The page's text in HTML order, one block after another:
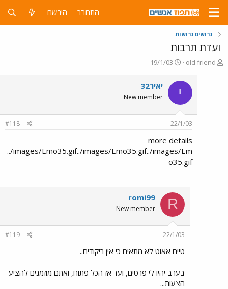
התחבר הירשם
גרושים גרושות
ועדת תרבות
פ
old friend
פ
ס
ם
ת
א
י
ך
19/1/03
י יאיר32
New member
22/1/03
#118
more details
../images/Emo35.gif../images/Emo35.gif../images/Em
o35.gif
R
romi99
New member
22/1/03
#119
טיים אאוט לא מתאים כי אין ריקודים..
בערב יהיו לי פרטים, ועד אז הכל פתוח, ואתם מוזמנים להציע
הצעות...